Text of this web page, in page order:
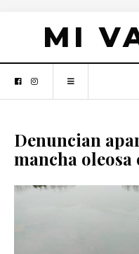
MI
Denuncian
mancha